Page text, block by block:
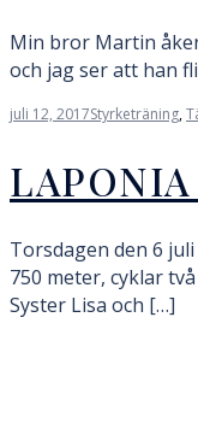
Min bror Martin
och jag ser att han
juli 12, 2017Styrketräning,
Torsdagen den 6
750 meter, cyklar
Syster Lisa och […]